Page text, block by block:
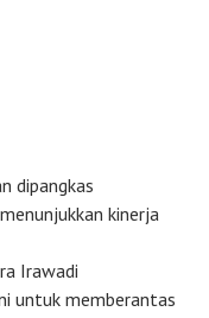
dipangkas
kinerja
Irawadi
untuk memberantas